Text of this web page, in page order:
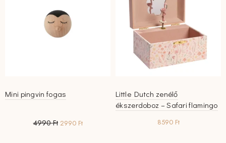
Mini pingvin fogas
4990Ft Original
2990 FtCurrent
Little Dutch zenélő
ékszerdoboz – Safari flamingo
8590 Ft